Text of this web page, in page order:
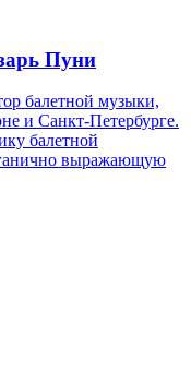
Пуни
балетной музыки,
и Санкт-Петербурге.
балетной
выражающую